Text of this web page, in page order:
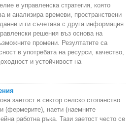
е управленска стратегия, която
и анализира времеви, пространствени
и ги съчетава с друга информация
решения въз основа на
промени. Резултатите са
в употребата на ресурси, качество,
и устойчивост на
заетост в сектор селско стопанство
(фермерите), наети (наемните
работна ръка. Тази заетост често се